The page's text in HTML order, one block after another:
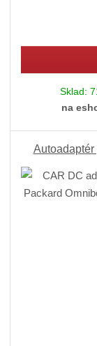
Sklad:
na